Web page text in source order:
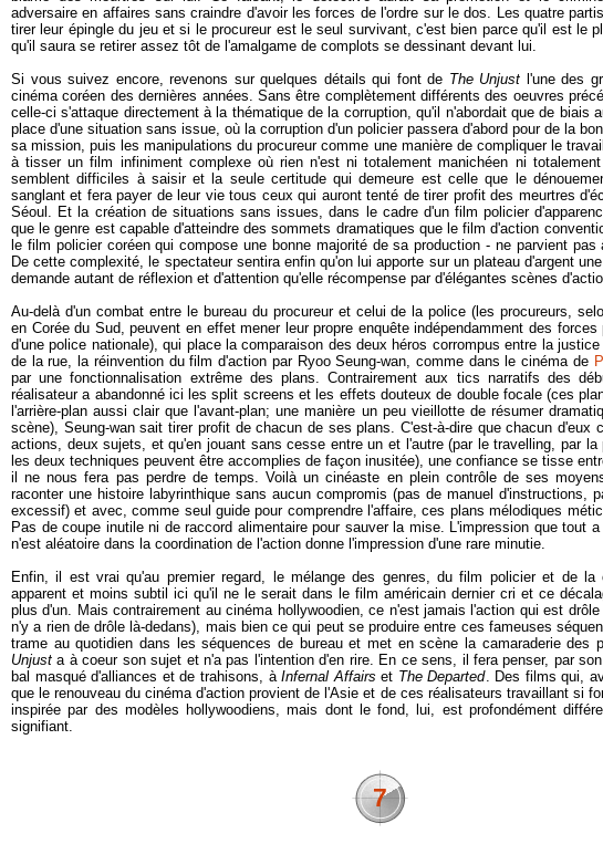
adversaire en affaires sans craindre d'avoir les forces de l'ordre sur le dos. Les quatre
tirer leur épingle du jeu et si le procureur est le seul survivant, c'est bien parce qu'il est le
qu'il saura se retirer assez tôt de l'amalgame de complots se dessinant devant lui.
Si vous suivez encore, revenons sur quelques détails qui font de The Unjust l'une des
cinéma coréen des dernières années. Sans être complètement différents des oeuvres
celle-ci s'attaque directement à la thématique de la corruption, qu'il n'abordait que de biais
place d'une situation sans issue, où la corruption d'un policier passera d'abord pour de la
sa mission, puis les manipulations du procureur comme une manière de compliquer le
à tisser un film infiniment complexe où rien n'est ni totalement manichéen ni
semblent difficiles à saisir et la seule certitude qui demeure est celle que le
sanglant et fera payer de leur vie tous ceux qui auront tenté de tirer profit des meurtres
Séoul. Et la création de situations sans issues, dans le cadre d'un film policier
que le genre est capable d'atteindre des sommets dramatiques que le film d'action
le film policier coréen qui compose une bonne majorité de sa production - ne parvient pas
De cette complexité, le spectateur sentira enfin qu'on lui apporte sur un plateau d'argent
demande autant de réflexion et d'attention qu'elle récompense par d'élégantes scènes
Au-delà d'un combat entre le bureau du procureur et celui de la police (les procureurs,
en Corée du Sud, peuvent en effet mener leur propre enquête indépendamment des
d'une police nationale), qui place la comparaison des deux héros corrompus entre la
de la rue, la réinvention du film d'action par Ryoo Seung-wan, comme dans le cinéma de
par une fonctionnalisation extrême des plans. Contrairement aux tics narratifs des
réalisateur a abandonné ici les split screens et les effets douteux de double focale (ces
l'arrière-plan aussi clair que l'avant-plan; une manière un peu vieillotte de résumer
scène), Seung-wan sait tirer profit de chacun de ses plans. C'est-à-dire que chacun d'eux
actions, deux sujets, et qu'en jouant sans cesse entre un et l'autre (par le travelling, par la
les deux techniques peuvent être accomplies de façon inusitée), une confiance se tisse
il ne nous fera pas perdre de temps. Voilà un cinéaste en plein contrôle de ses
raconter une histoire labyrinthique sans aucun compromis (pas de manuel d'instructions,
excessif) et avec, comme seul guide pour comprendre l'affaire, ces plans mélodiques
Pas de coupe inutile ni de raccord alimentaire pour sauver la mise. L'impression que tout
n'est aléatoire dans la coordination de l'action donne l'impression d'une rare minutie.
Enfin, il est vrai qu'au premier regard, le mélange des genres, du film policier et de la
apparent et moins subtil ici qu'il ne le serait dans le film américain dernier cri et ce
plus d'un. Mais contrairement au cinéma hollywoodien, ce n'est jamais l'action qui est
n'y a rien de drôle là-dedans), mais bien ce qui peut se produire entre ces fameuses
trame au quotidien dans les séquences de bureau et met en scène la camaraderie des
Unjusta à coeur son sujet et n'a pas l'intention d'en rire. En ce sens, il fera penser, par
bal masqué d'alliances et de trahisons, àInfernal Affairset The Departed. Des films qui,
que le renouveau du cinéma d'action provient de l'Asie et de ces réalisateurs travaillant si
inspirée par des modèles hollywoodiens, mais dont le fond, lui, est profondément
signifiant.
7